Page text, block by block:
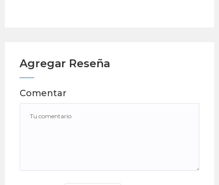
Agregar Reseña
Comentar